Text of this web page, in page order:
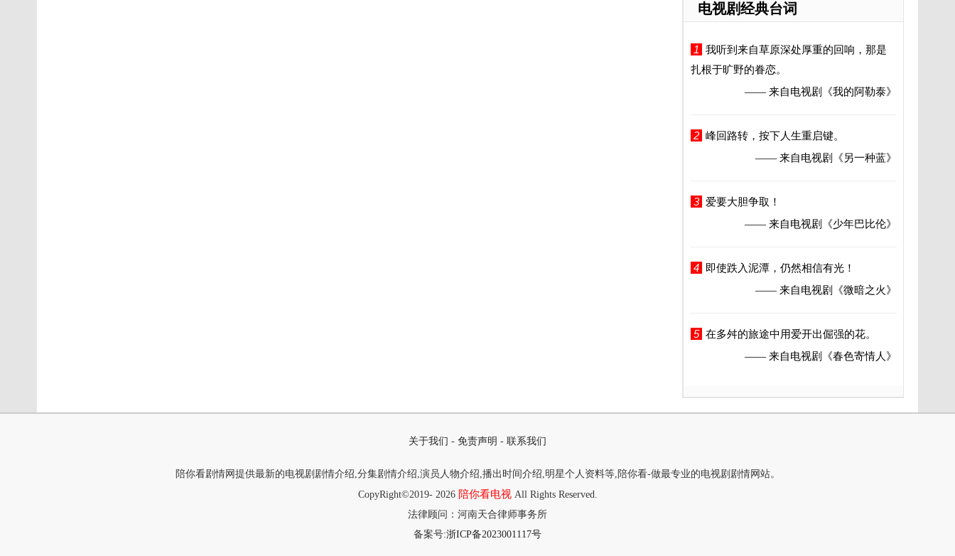
电视剧经典台词
1
我听到来自草原深处厚重的回响，那是
扎根于旷野的眷恋。
—— 来自电视剧
《我的阿勒泰》
2 峰回路转，按下人生重启键。
—— 来自电视剧
《另一种蓝》
3
爱要大胆争取！
—— 来自电视剧
《少年巴比伦》
4
即使跌入泥潭，仍然相信有光！
—— 来自电视剧
《微暗之火》
5 在多舛的旅途中用爱开出倔强的花。
—— 来自电视剧
《春色寄情人》
关于我们 - 免责声明 - 联系我们
陪你看剧情网提供最新的电视剧剧情介绍,分集剧情介绍,演员人物介绍,播出时间介绍,明星个人资料等,陪你看-做最专业的电视剧剧情网站。
CopyRight©2019- 2026 陪你看电视All Rights Reserved.
法律顾问：河南天合律师事务所
备案号:浙ICP备2023001117号